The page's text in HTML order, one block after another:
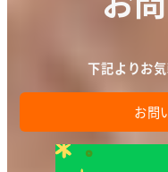
下記よりお
お問